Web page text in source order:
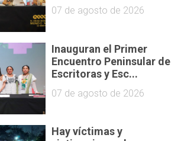
07 de agosto de 2026
Inauguran el Primer
Encuentro Peninsular de
Escritoras y Esc...
07 de agosto de 2026
Hay víctimas y